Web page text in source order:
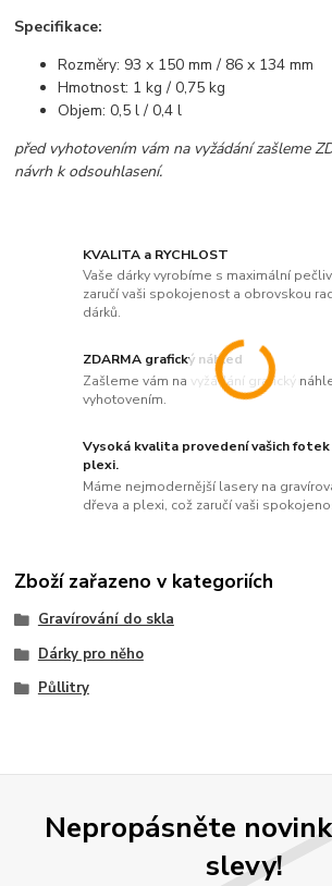
KVALITA a RYCHLOST
Vaše dárky vyrobíme s maximální
zaručí vaši spokojenost a obrovskou
dárků.
ZDARMA grafický náhled
Zašleme vám na vyžádání grafický
vyhotovením.
Vysoká kvalita provedení vašich
plexi.
Máme nejmodernější lasery na
dřeva a plexi, což zaručí vaši
Specifikace:
Rozměry: 93 x 150 mm / 86 x 134 mm
Hmotnost: 1 kg / 0,75 kg
Objem: 0,5 l / 0,4 l
před vyhotovením vám na vyžádání zašleme
návrh k odsouhlasení.
Zboží zařazeno v kategoriích
Gravírování do skla
Dárky pro něho
Půllitry
Nepropásněte
slevy!